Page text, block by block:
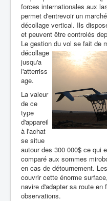
forces internationales aux
permet d'entrevoir un
décollage vertical. Ils
et peuvent être controlés
Le gestion du vol se fait de
décollage
jusqu'a
l'atterriss
age.
La valeur
de ce
type
d'appareil
à l'achat
se situe
autour des 300 000$ ce qui
comparé aux sommes
en cas de détournement.
couvrir cette énorme
navire d'adapter sa route en
observations.